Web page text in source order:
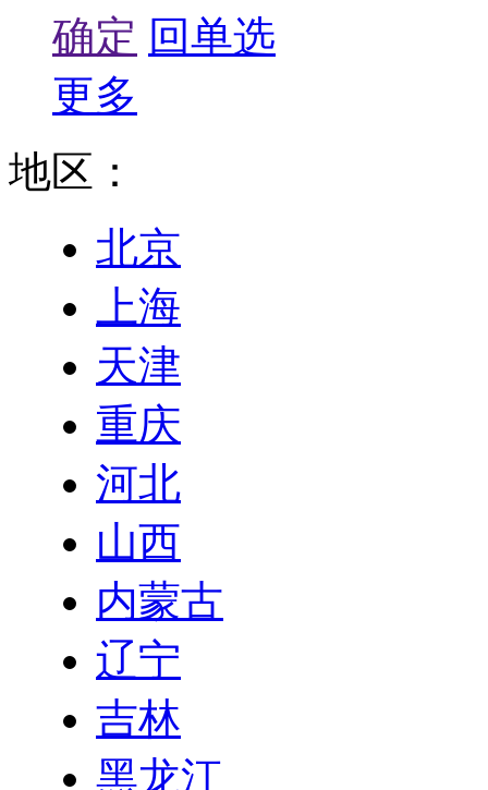
确定 回单选
更多
地区：
北京
上海
天津
重庆
河北
山西
内蒙古
辽宁
吉林
黑龙江